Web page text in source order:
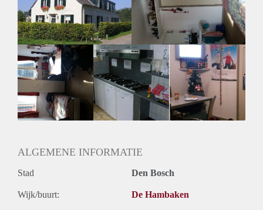
Ben of ken jij iemand die opzoek is naar een gezellig
studentenhuis? Stuur dan snel een berichtje :)
ALGEMENE INFORMATIE
Stad Den Bosch
Wijk/buurt: De Hambaken